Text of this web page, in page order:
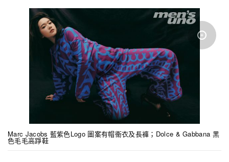
Marc Jacobs 藍紫色Logo 圖案有帽衞衣及長褲；Dolce & Gabbana 黑
色毛毛高踭鞋